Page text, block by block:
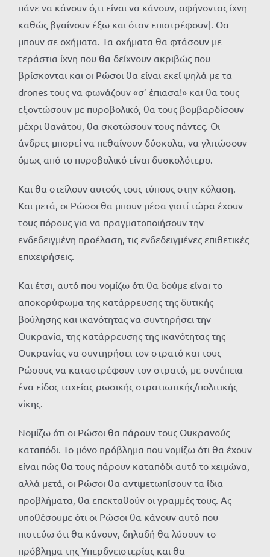
πάνε να κάνουν ό,τι είναι να κάνουν, αφήνοντας ίχνη
καθώς βγαίνουν έξω και όταν επιστρέφουν]. Θα
μπουν σε οχήματα. Τα οχήματα θα φτάσουν με
τεράστια ίχνη που θα δείχνουν ακριβώς που
βρίσκονται και οι Ρώσοι θα είναι εκεί ψηλά με τα
drones τους να φωνάζουν «σ’ έπιασα!» και θα τους
εξοντώσουν με πυροβολικό, θα τους βομβαρδίσουν
μέχρι θανάτου, θα σκοτώσουν τους πάντες. Οι
άνδρες μπορεί να πεθαίνουν δύσκολα, να γλιτώσουν
όμως από το πυροβολικό είναι δυσκολότερο.
Και θα στείλουν αυτούς τους τύπους στην κόλαση.
Και μετά, οι Ρώσοι θα μπουν μέσα γιατί τώρα έχουν
τους πόρους για να πραγματοποιήσουν την
ενδεδειγμένη προέλαση, τις ενδεδειγμένες επιθετικές
επιχειρήσεις.
Και έτσι, αυτό που νομίζω ότι θα δούμε είναι το
αποκορύφωμα της κατάρρευσης της δυτικής
βούλησης και ικανότητας να συντηρήσει την
Ουκρανία, της κατάρρευσης της ικανότητας της
Ουκρανίας να συντηρήσει τον στρατό και τους
Ρώσους να καταστρέφουν τον στρατό, με συνέπεια
ένα είδος ταχείας ρωσικής στρατιωτικής/πολιτικής
νίκης.
Νομίζω ότι οι Ρώσοι θα πάρουν τους Ουκρανούς
καταπόδι. Το μόνο πρόβλημα που νομίζω ότι θα έχουν
είναι πώς θα τους πάρουν καταπόδι αυτό το χειμώνα,
αλλά μετά, οι Ρώσοι θα αντιμετωπίσουν τα ίδια
προβλήματα, θα επεκταθούν οι γραμμές τους. Ας
υποθέσουμε ότι οι Ρώσοι θα κάνουν αυτό που
πιστεύω ότι θα κάνουν, δηλαδή θα λύσουν το
πρόβλημα της Υπερδνειστερίας και θα